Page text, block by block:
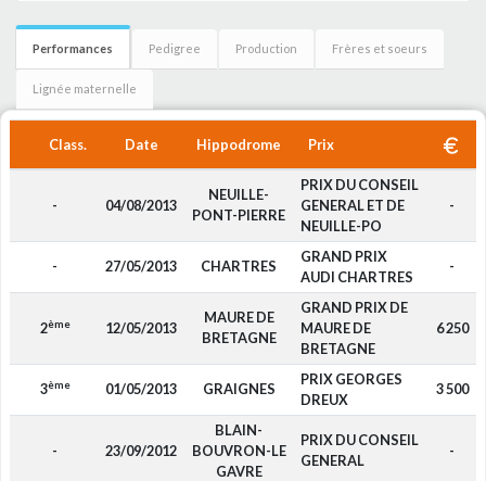
Performances Pedigree Production Frères et soeurs
Lignée maternelle
Class. Date Hippodrome Prix
- 04/08/2013
NEUILLE-
PONT-PIERRE
PRIX DU CONSEIL
GENERAL ET DE
NEUILLE-PO
-
- 27/05/2013 CHARTRES
GRAND PRIX
AUDI CHARTRES
-
2ème 12/05/2013
MAURE DE
BRETAGNE
GRAND PRIX DE
MAURE DE
BRETAGNE
6 250
3ème 01/05/2013 GRAIGNES
PRIX GEORGES
DREUX
3 500
- 23/09/2012
BLAIN-
BOUVRON-LE
GAVRE
PRIX DU CONSEIL
GENERAL
-